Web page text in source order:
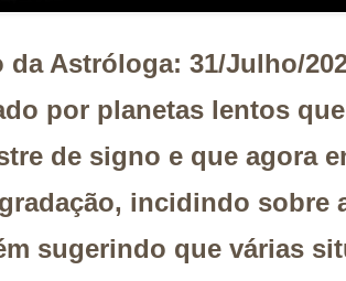
da Astróloga: 31/Julho/
por planetas lentos
de signo e que agora
incidindo sobre
sugerindo que várias